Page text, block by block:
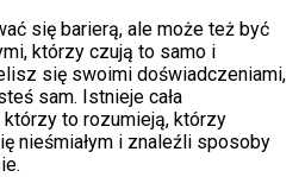
się barierą, ale może też być
którzy czują to samo i
się swoimi doświadczeniami,
sam. Istnieje cała
którzy to rozumieją, którzy
nieśmiałym i znaleźli sposoby